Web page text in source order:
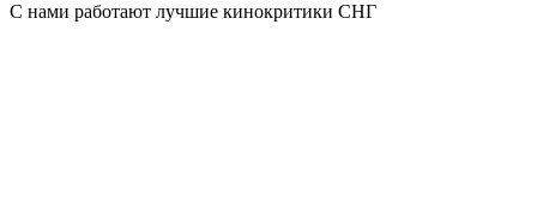
С нами работают лучшие кинокритики СНГ